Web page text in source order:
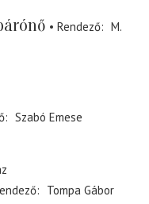
Rendező
M.
Szabó Emese
Tompa Gábor